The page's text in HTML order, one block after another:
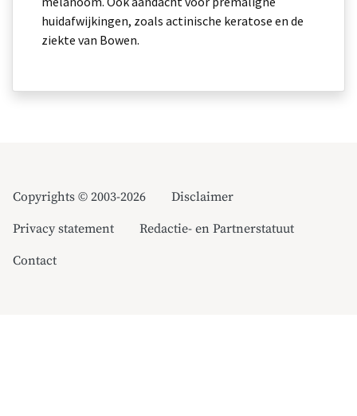
huidafwijkingen, zoals actinische keratose en de
ziekte van Bowen.
Copyrights © 2003-2026
Disclaimer
Privacy statement
Redactie- en Partnerstatuut
Contact